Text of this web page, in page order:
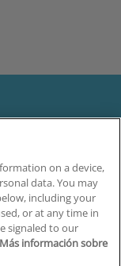
on a device,
data. You may
including your
or at any time in
signaled to our
Más información sobre